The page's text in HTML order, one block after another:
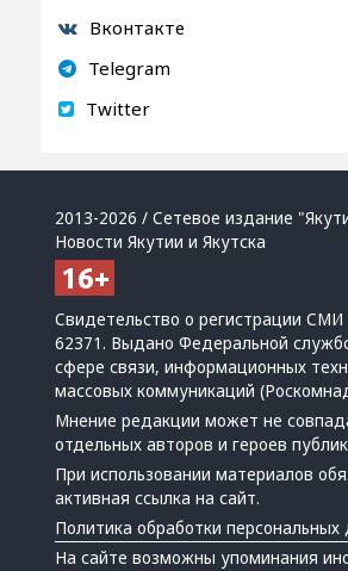
Вконтакте
Telegram
Twitter
2013-2026 / Сетевое издание
Новости Якутии и Якутска
Свидетельство о регистрации
62371. Выдано Федеральной
сфере связи, информационных
массовых коммуникаций
Мнение редакции может не
отдельных авторов и героев
При использовании материалов
активная ссылка на сайт.
Политика обработки персональных
На сайте возможны упоминания